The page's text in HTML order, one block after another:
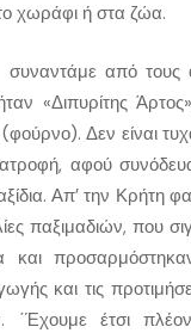
χωράφι ή στα ζώα.
από τους
«Διπυρίτης
Δεν είναι
αφού
Απ’ την Κρήτη
παξιμαδιών, που
και τις
΄Έχουμε έτσι